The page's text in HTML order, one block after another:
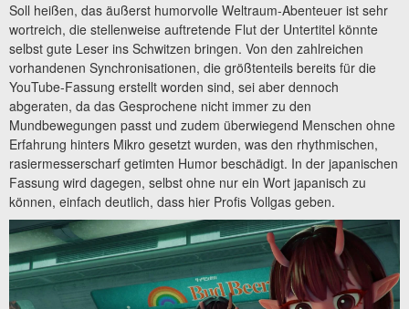
Soll heißen, das äußerst humorvolle Weltraum-Abenteuer ist sehr
wortreich, die stellenweise auftretende Flut der Untertitel könnte
selbst gute Leser ins Schwitzen bringen. Von den zahlreichen
vorhandenen Synchronisationen, die größtenteils bereits für die
YouTube-Fassung erstellt worden sind, sei aber dennoch
abgeraten, da das Gesprochene nicht immer zu den
Mundbewegungen passt und zudem überwiegend Menschen ohne
Erfahrung hinters Mikro gesetzt wurden, was den rhythmischen,
rasiermesserscharf getimten Humor beschädigt. In der japanischen
Fassung wird dagegen, selbst ohne nur ein Wort japanisch zu
können, einfach deutlich, dass hier Profis Vollgas geben.